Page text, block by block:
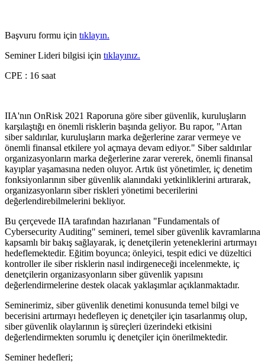
Başvuru formu için tıklayın.
Seminer Lideri bilgisi için tıklayınız.
CPE : 16 saat
IIA'nın OnRisk 2021 Raporuna göre siber güvenlik, kuruluşların
karşılaştığı en önemli risklerin başında geliyor. Bu rapor, "Artan
siber saldırılar, kuruluşların marka değerlerine zarar vermeye ve
önemli finansal etkilere yol açmaya devam ediyor." Siber saldırılar
organizasyonların marka değerlerine zarar vererek, önemli finansal
kayıplar yaşamasına neden oluyor. Artık üst yönetimler, iç denetim
fonksiyonlarının siber güvenlik alanındaki yetkinliklerini artırarak,
organizasyonların siber riskleri yönetimi becerilerini
değerlendirebilmelerini bekliyor.
Bu çerçevede IIA tarafından hazırlanan "Fundamentals of
Cybersecurity Auditing" semineri, temel siber güvenlik kavramlarına
kapsamlı bir bakış sağlayarak, iç denetçilerin yeteneklerini artırmayı
hedeflemektedir. Eğitim boyunca; önleyici, tespit edici ve düzeltici
kontroller ile siber risklerin nasıl indirgeneceği incelenmekte, iç
denetçilerin organizasyonların siber güvenlik yapısını
değerlendirmelerine destek olacak yaklaşımlar açıklanmaktadır.
Seminerimiz, siber güvenlik denetimi konusunda temel bilgi ve
becerisini artırmayı hedefleyen iç denetçiler için tasarlanmış olup,
siber güvenlik olaylarının iş süreçleri üzerindeki etkisini
değerlendirmekten sorumlu iç denetçiler için önerilmektedir.
Seminer hedefleri;